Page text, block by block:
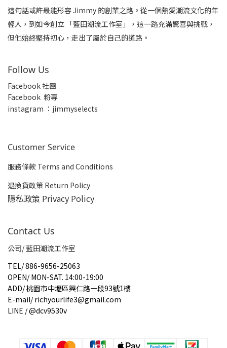
這句話或許最能形容 Jimmy 的創業之路。從一個熱愛潮流文化的年
輕人，到如今創立 「藍田潮流工作室」，這一路充滿驚喜與挑戰，
但他始終堅持初心，走出了屬於自己的道路。
Follow Us
Facebook 社團
Facebook 粉專
instagram ：jimmyselects
Customer Service
服務條款 Terms and Conditions
退換貨政策 Return Policy
隱私政策 Privacy Policy
Contact Us
公司/ 藍田潮流工作室
TEL/886-9656-25063
OPEN/ MON-SAT. 14:00-19:00
ADD/桃園市中壢區興仁路一段93號1樓
E-mail/richyourlife3@gmail.com
LINE / @dcv9530v